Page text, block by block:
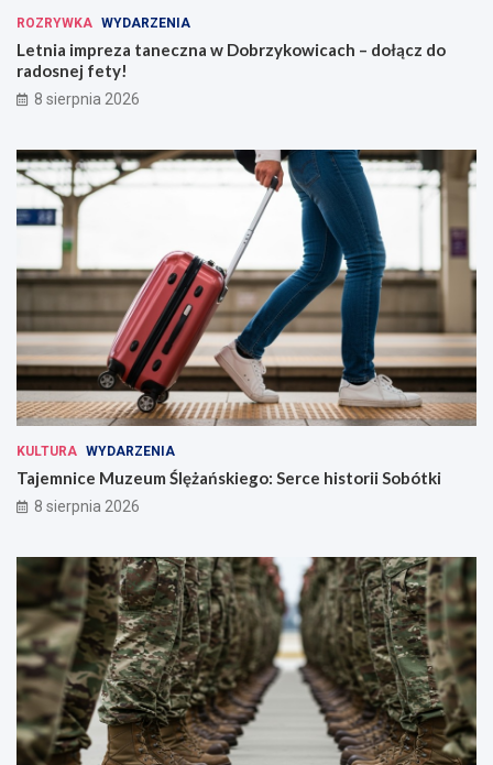
ROZRYWKA WYDARZENIA
Letnia impreza taneczna w Dobrzykowicach – dołącz do
radosnej fety!
8 sierpnia 2026
KULTURA WYDARZENIA
Tajemnice Muzeum Ślężańskiego: Serce historii Sobótki
8 sierpnia 2026